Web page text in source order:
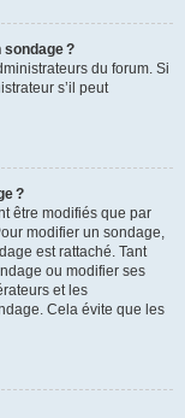
sondage ?
du forum. Si
s’il peut
?
être modifiés que par
modifier un sondage,
est rattaché. Tant
ou modifier ses
et les
Cela évite que les